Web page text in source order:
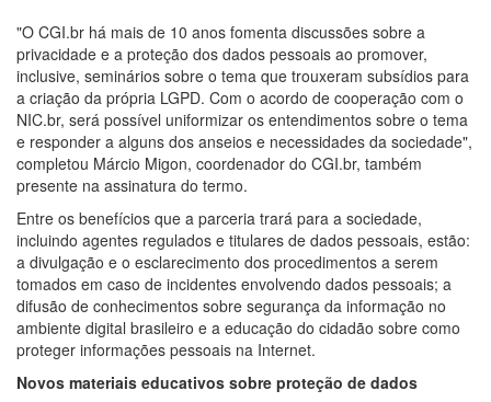
"O CGI.br há mais de 10 anos fomenta discussões sobre a
privacidade e a proteção dos dados pessoais ao promover,
inclusive, seminários sobre o tema que trouxeram subsídios para
a criação da própria LGPD. Com o acordo de cooperação com o
NIC.br, será possível uniformizar os entendimentos sobre o tema
e responder a alguns dos anseios e necessidades da sociedade",
completou Márcio Migon, coordenador do CGI.br, também
presente na assinatura do termo.
Entre os benefícios que a parceria trará para a sociedade,
incluindo agentes regulados e titulares de dados pessoais, estão:
a divulgação e o esclarecimento dos procedimentos a serem
tomados em caso de incidentes envolvendo dados pessoais; a
difusão de conhecimentos sobre segurança da informação no
ambiente digital brasileiro e a educação do cidadão sobre como
proteger informações pessoais na Internet.
Novos materiais educativos sobre proteção de dados